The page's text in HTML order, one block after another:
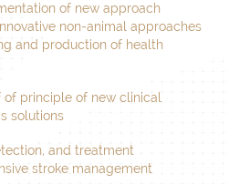
of new approach
non-animal approaches
and production of health
principle of new clinical
solutions
and treatment
stroke management